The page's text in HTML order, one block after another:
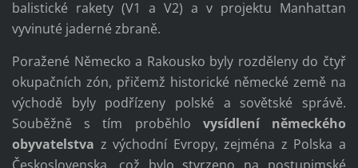
balistické rakety (V1 a V2) a v projektu Manhattan
vyvinuté jaderné zbraně.
Poražené Německo a Rakousko byly rozděleny do čtyř
okupačních zón, přičemž historické německé země na
východě byly podřízeny polské a sovětské správě.
Souběžně s tím proběhlo vysídlení německého
obyvatelstva z východní Evropy, zejména z Polska a